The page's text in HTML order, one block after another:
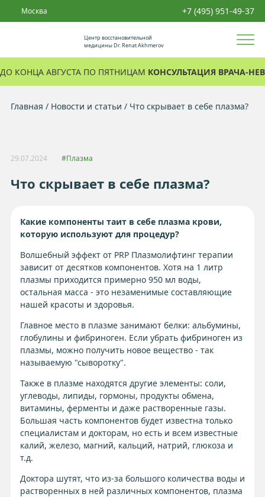
Москва +7 (495) 951-49-37
Центр восстановительной
медицины Dr. Renat Akhmerov
ДО КОНЦА АВГУСТА ПО ПЯТНИЦАМ КОНСУЛЬТАЦИЯ ВРАЧА-
Главная Новости и статьи Что скрывает в себе плазма?
29.07.2024 #Плазма
Что скрывает в себе плазма?
Какие компоненты таит в себе плазма крови,
которую используют для процедур?
Волшебный эффект от PRP Плазмолифтинг терапии
зависит от десятков компонентов. Хотя на 1 литр
плазмы приходится примерно 950 мл воды,
остальная масса - это незаменимые составляющие
нашей красоты и здоровья.
Главное место в плазме занимают белки: альбумины,
глобулины и фибриноген. Если убрать фибриноген из
плазмы, можно получить новое вещество - так
называемую "сыворотку".
Также в плазме находятся другие элементы: соли,
углеводы, липиды, гормоны, продукты обмена,
витамины, ферменты и даже растворенные газы.
Большая часть компонентов будет известна только
специалистам и докторам, но есть и всем известные
калий, железо, магний, кальций, натрий, глюкоза и
т.д.
Доктора шутят, что из-за большого количества воды и
растворенных в ней различных компонентов, плазма